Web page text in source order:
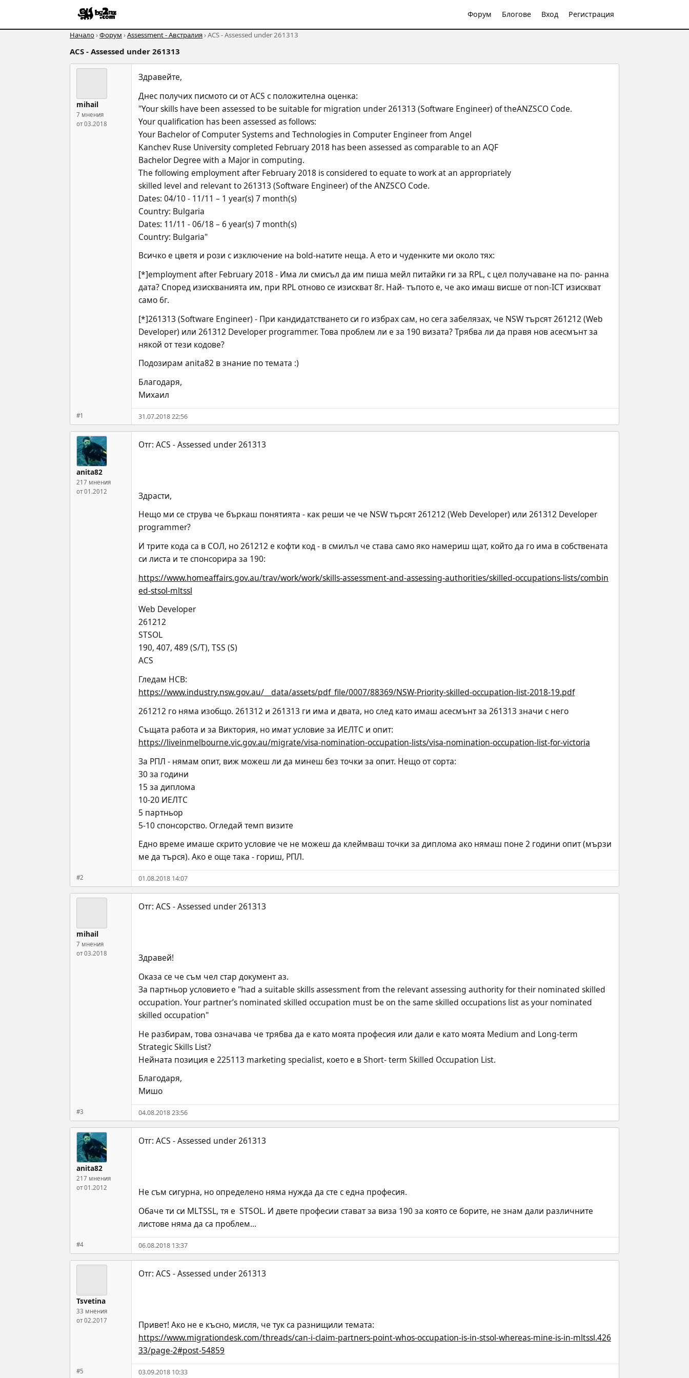
Форум Блогове Вход Регистрация
Начало›Форум ›Assessment - Австралия› ACS - Assessed under 261313
ACS - Assessed under 261313
mihail
7 мнения
от 03.2018
#1
Здравейте,
Днес получих писмото си от ACS с положителна оценка:
"Your skills have been assessed to be suitable for migration under 261313 (Software Engineer) of theANZSCO Code.
Your qualification has been assessed as follows:
Your Bachelor of Computer Systems and Technologies in Computer Engineer from Angel
Kanchev Ruse University completed February 2018 has been assessed as comparable to an AQF
Bachelor Degree with a Major in computing.
The following employment after February 2018 is considered to equate to work at an appropriately
skilled level and relevant to 261313 (Software Engineer) of the ANZSCO Code.
Dates: 04/10 - 11/11 – 1 year(s) 7 month(s)
Country: Bulgaria
Dates: 11/11 - 06/18 – 6 year(s) 7 month(s)
Country: Bulgaria"
Всичко е цветя и рози с изключение на bold-натите неща. А ето и чуденките ми около тях:
[*]employment after February 2018 - Има ли смисъл да им пиша мейл питайки ги за RPL, с цел получаване на по- ранна
дата? Според изискванията им, при RPL отново се изискват 8г. Най- тъпото е, че ако имаш висше от non-ICT изискват
само 6г.
[*]261313 (Software Engineer) - При кандидатстването си го избрах сам, но сега забелязах, че NSW търсят 261212 (Web
Developer) или 261312 Developer programmer. Това проблем ли е за 190 визата? Трябва ли да правя нов асесмънт за
някой от тези кодове?
Подозирам anita82 в знание по темата :)
Благодаря,
Михаил
31.07.2018 22:56
anita82
217 мнения
от 01.2012
#2
Здрасти,
Нещо ми се струва че бъркаш понятията - как реши че че NSW търсят 261212 (Web Developer) или 261312 Developer
programmer?
И трите кода са в СОЛ, но 261212 е кофти код - в смилъл че става само яко намериш щат, който да го има в собствената
си листа и те спонсорира за 190:
https://www.homeaffairs.gov.au/trav/work/work/skills-assessment-and-assessing-authorities/skilled-occupations-lists/combin
ed-stsol-mltssl
Web Developer
261212
STSOL
190, 407, 489 (S/T), TSS (S)
ACS
Гледам НСВ:
https://www.industry.nsw.gov.au/__data/assets/pdf_file/0007/88369/NSW-Priority-skilled-occupation-list-2018-19.pdf
261212 го няма изобщо. 261312 и 261313 ги има и двата, но след като имаш асесмънт за 261313 значи с него
Същата работа и за Виктория, но имат условие за ИЕЛТС и опит:
https://liveinmelbourne.vic.gov.au/migrate/visa-nomination-occupation-lists/visa-nomination-occupation-list-for-victoria
За РПЛ - нямам опит, виж можеш ли да минеш без точки за опит. Нещо от сорта:
30 за години
15 за диплома
10-20 ИЕЛТС
5 партньор
5-10 спонсорство. Огледай темп визите
Едно време имаше скрито условие че не можеш да клеймваш точки за диплома ако нямаш поне 2 години опит (мързи
ме да търся). Ако е още така - гориш, РПЛ.
01.08.2018 14:07
mihail
7 мнения
от 03.2018
#3
Здравей!
Оказа се че съм чел стар документ аз.
За партньор условието е "had a suitable skills assessment from the relevant assessing authority for their nominated skilled
occupation. Your partner’s nominated skilled occupation must be on the same skilled occupations list as your nominated
skilled occupation"
Не разбирам, това означава че трябва да е като моята професия или дали е като моята Medium and Long-term
Strategic Skills List?
Нейната позиция е 225113 marketing specialist, което е в Short- term Skilled Occupation List.
Благодаря,
Мишо
04.08.2018 23:56
anita82
217 мнения
от 01.2012
#4
Не съм сигурна, но определено няма нужда да сте с една професия.
Обаче ти си MLTSSL, тя е  STSOL. И двете професии стават за виза 190 за която се борите, не знам дали различните
листове няма да са проблем...
06.08.2018 13:37
Tsvetina
33 мнения
от 02.2017
#5
Привет! Ако не е късно, мисля, че тук са разнищили темата:
https://www.migrationdesk.com/threads/can-i-claim-partners-point-whos-occupation-is-in-stsol-whereas-mine-is-in-mltssl.426
33/page-2#post-54859
03.09.2018 10:33